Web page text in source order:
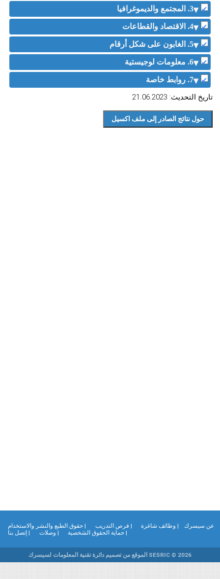
3. المجتمع والديموغرافيا
4. الاقتصاد والقطاعات
5. الغابون على شكل أرقام
6. معلومات لوجيستية
7. روابط خاصة
تاريخ التحديث: 21.06.2023
سيسرك | وظائف شاغرة | فرص التدريب
| حقوق الطبع والنشر والاستخدام
| حماية الحقوق الشخصية
| وصلات | إتصل بنا
SESRIC © 2026 الموقع من تصميم دائرة تقنية المعلومات لسيسرك